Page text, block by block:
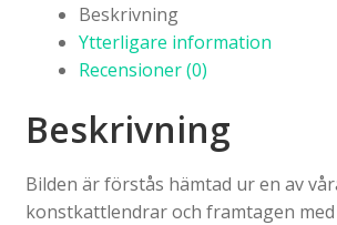
Beskrivning
Ytterligare information
Recensioner (0)
Beskrivning
Bilden är förstås hämtad ur en av
konstkattlendrar och framtagen med